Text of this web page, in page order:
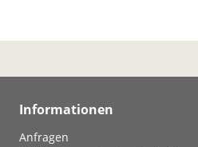
Informationen
Anfragen